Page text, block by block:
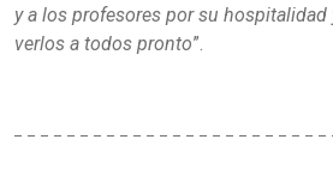
y a los profesores por su hospitalidad
verlos a todos pronto”.